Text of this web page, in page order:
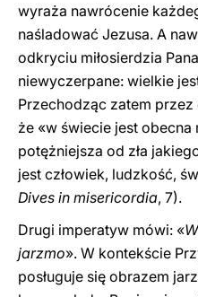
wyraża nawrócenie
naśladować Jezusa. A
odkryciu miłosierdzia
niewyczerpane: wielkie
Przechodząc zatem
że «w świecie jest obecna
potężniejsza od zła
jest człowiek, ludzkość,
Dives in misericordia, 7).
Drugi imperatyw mówi: «
jarzmo». W kontekście
posługuje się obrazem